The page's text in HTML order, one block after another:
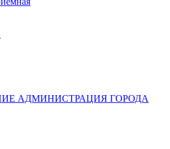
АДМИНИСТРАЦИЯ ГОРОДА